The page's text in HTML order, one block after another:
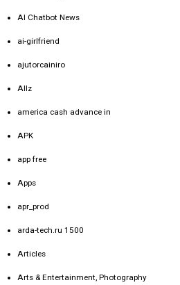
AI Chatbot News
ai-girlfriend
ajutorcainiro
Allz
america cash advance in
APK
app free
Apps
apr_prod
arda-tech.ru 1500
Articles
Arts & Entertainment, Photography